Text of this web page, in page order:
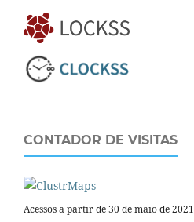
CONTADOR DE VISITAS
Acessos a partir de 30 de maio de 2021